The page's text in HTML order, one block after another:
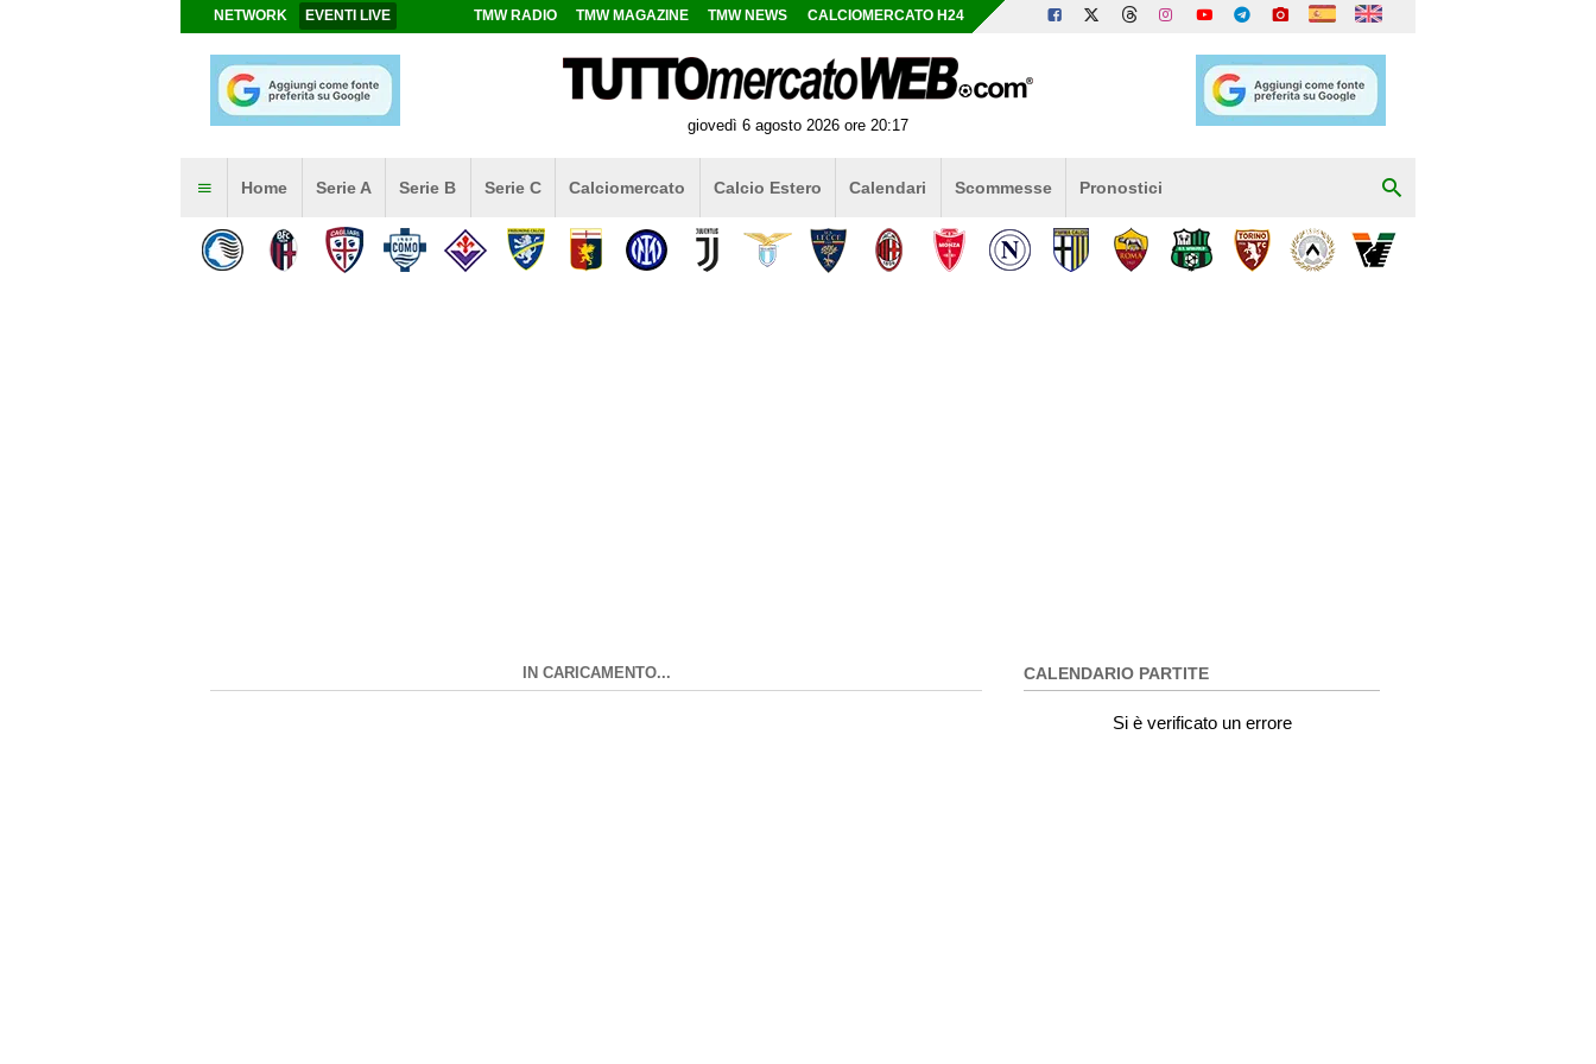
NETWORK EVENTI LIVE TMW RADIO TMW MAGAZINE TMW NEWS CALCIOMERCATO H24
giovedì 6 agosto 2026 ore 20:17
Home Serie A Serie B Serie C Calciomercato Calcio Estero Calendari Scommesse Pronostici
IN CARICAMENTO... CALENDARIO PARTITE
Si è verificato un errore